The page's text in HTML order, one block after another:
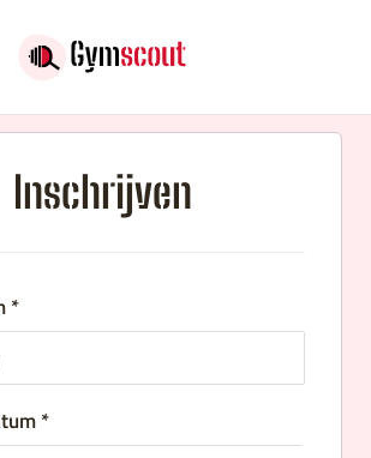
Inschrijven
*
*